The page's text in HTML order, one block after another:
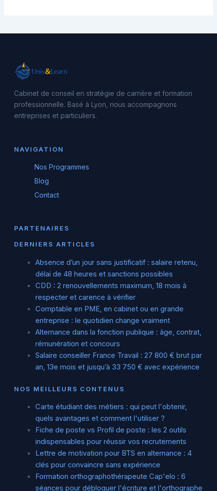
Cabinet de conseil en stratégie de carrière et formation
professionnelle. Basé à Lyon, nous accompagnons
entreprises et particuliers.
NAVIGATION
Nos Programmes
Blog
Contact
PARTENAIRES
DERNIERS ARTICLES
Absence d’un jour sans justificatif : salaire retenu,
délai de 48 heures et sanctions possibles
CDD : 2 renouvellements maximum, 18 mois à
respecter et carence à vérifier
Comptable en PME, en cabinet ou en grande
entreprise : le quotidien change vraiment
Alternance dans la fonction publique : âge, contrat,
rémunération et concours
Salaire conseiller France Travail : 27 800 € brut par
an, 13e mois et jusqu’à 33 750 € avec expérience
NOS MEILLEURS CONTENUS
Carte étudiant des métiers : qui peut l'obtenir,
quels avantages et comment l'utiliser ?
Fiche de poste vs Profil de poste : les 2 outils
indispensables pour réussir vos recrutements
Lettre de motivation pour BTS en alternance : 4
clés pour convaincre sans expérience
Formation orthographothérapeute Cap'elo : 6
séances pour débloquer l'écriture et l'orthographe